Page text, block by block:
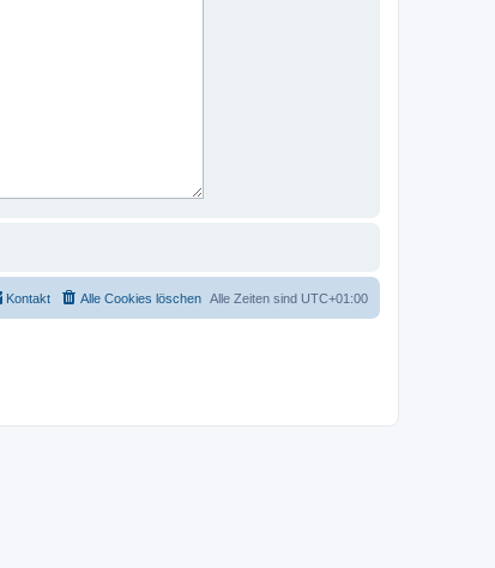
Alle Zeiten sind UTC+01:00
Alle Cookies löschen
Kontakt